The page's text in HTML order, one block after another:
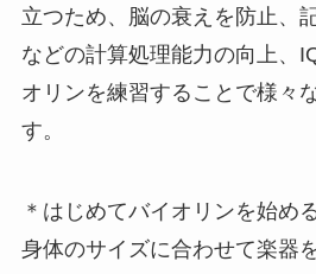
立つため、脳の衰えを防止、
などの計算処理能力の向上、
オリンを練習することで様々
す。
＊はじめてバイオリンを始め
身体のサイズに合わせて楽器